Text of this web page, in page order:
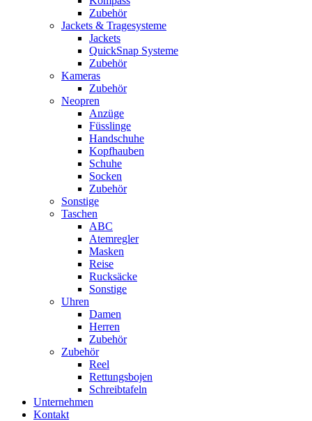
Zubehör
Jackets & Tragesysteme
Jackets
QuickSnap Systeme
Zubehör
Kameras
Zubehör
Neopren
Anzüge
Füsslinge
Handschuhe
Kopfhauben
Schuhe
Socken
Zubehör
Sonstige
Taschen
ABC
Atemregler
Masken
Reise
Rucksäcke
Sonstige
Uhren
Damen
Herren
Zubehör
Zubehör
Reel
Rettungsbojen
Schreibtafeln
Unternehmen
Kontakt